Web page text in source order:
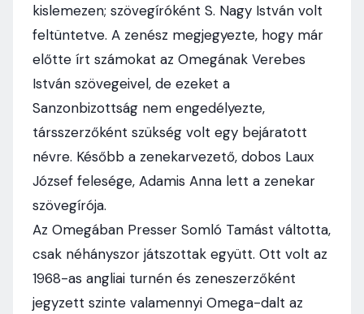
kislemezen; szövegíróként S. Nagy István volt
feltüntetve. A zenész megjegyezte, hogy már
előtte írt számokat az Omegának Verebes
István szövegeivel, de ezeket a
Sanzonbizottság nem engedélyezte,
társszerzőként szükség volt egy bejáratott
névre. Később a zenekarvezető, dobos Laux
József felesége, Adamis Anna lett a zenekar
szövegírója.
Az Omegában Presser Somló Tamást váltotta,
csak néhányszor játszottak együtt. Ott volt az
1968-as angliai turnén és zeneszerzőként
jegyzett szinte valamennyi Omega-dalt az